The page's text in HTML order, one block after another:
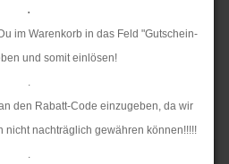
.
im Warenkorb in das Feld "Gutschein-
und somit einlösen!
.
den Rabatt-Code einzugeben, da wir
nicht nachträglich gewähren können!!!!!
.